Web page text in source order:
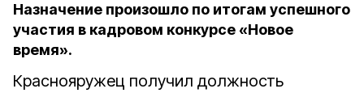
Назначение произошло по итогам успешного
участия в кадровом конкурсе «Новое
время».
Краснояружец получил должность